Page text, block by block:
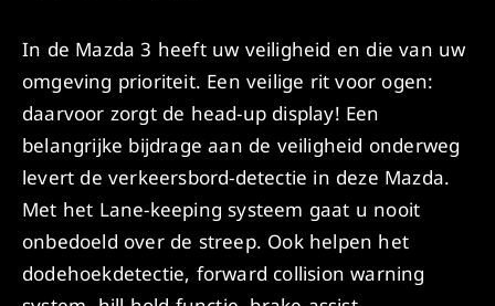
In de Mazda 3 heeft uw veiligheid en die van uw
omgeving prioriteit. Een veilige rit voor ogen:
daarvoor zorgt de head-up display! Een
belangrijke bijdrage aan de veiligheid onderweg
levert de verkeersbord-detectie in deze Mazda.
Met het Lane-keeping systeem gaat u nooit
onbedoeld over de streep. Ook helpen het
dodehoekdetectie, forward collision warning